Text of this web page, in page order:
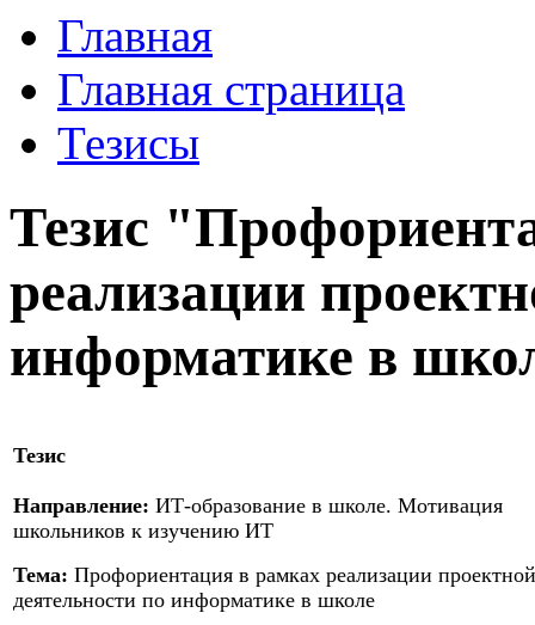
Главная
Главная страница
Тезисы
Тезис
реализации
информатике в
Тезис
Направление: ИТ-образование в школе. Мотивация
школьников к изучению ИТ
Тема: Профориентация в рамках реализации проектной
деятельности по информатике в школе